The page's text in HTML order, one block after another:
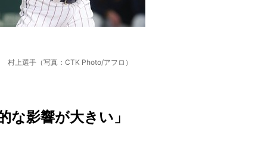
村上選手（写真：CTK Photo/アフロ）
な影響が大きい」